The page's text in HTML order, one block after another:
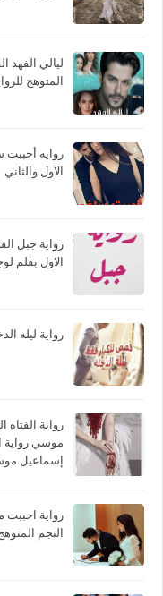
ليالي الفهد
المتوهج
روايه
الآول والثاني
رواية جبل
الاول بقلم
رواية ليله
رواية
موسي رواية
إسماعيل
رواية
النجم